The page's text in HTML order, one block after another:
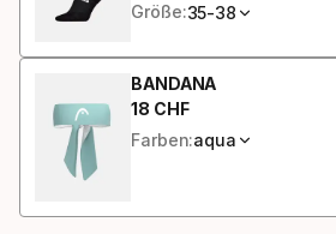
Größe:35-38
BANDANA
18 CHF
Endpreis
Farben:aqua